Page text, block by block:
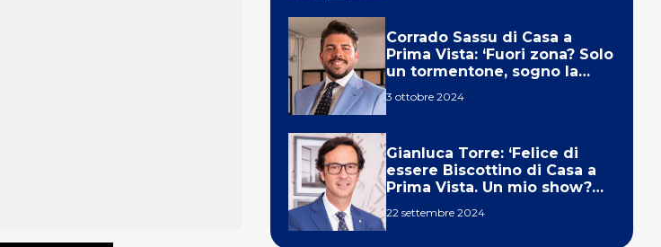
Corrado Sassu di Casa a
Prima Vista: ‘Fuori zona? Solo
un tormentone, sogno la
3 ottobre 2024
Gianluca Torre: ‘Felice di
essere Biscottino di Casa a
Prima Vista. Un mio show?
22 settembre 2024